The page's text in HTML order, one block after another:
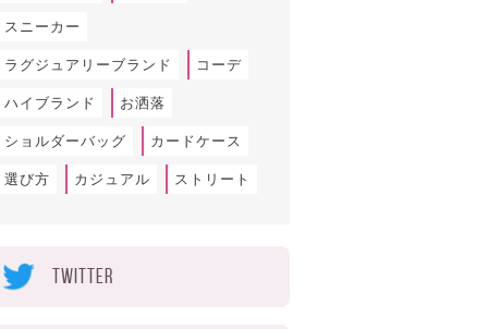
スニーカー
ラグジュアリーブランド コーデ
ハイブランド お洒落
ショルダーバッグ カードケース
選び方 カジュアル ストリート
TWITTER